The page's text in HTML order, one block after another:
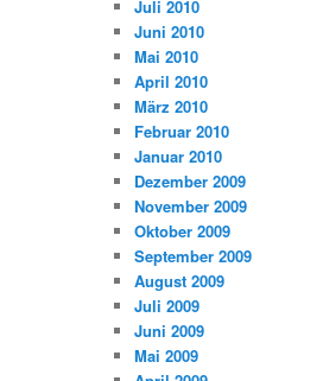
Juli 2010
Juni 2010
Mai 2010
April 2010
März 2010
Februar 2010
Januar 2010
Dezember 2009
November 2009
Oktober 2009
September 2009
August 2009
Juli 2009
Juni 2009
Mai 2009